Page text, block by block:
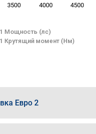
Мощность (лс)
Крутящий момент (Нм)
3500 4000 4500
Евро 2